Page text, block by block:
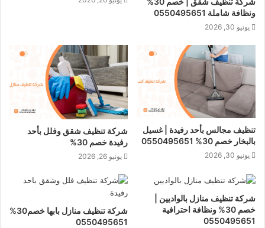
ونظافة شاملة 0550495651
يونيو 30, 2026
تنظيف مجالس بأحد رفيدة | غسيل
بالبخار خصم 30% 0550495651
يونيو 30, 2026
شركة تنظيف شقق وفلل بأحد
رفيدة خصم 30%
يونيو 26, 2026
شركة تنظيف منازل بالواديين |
خصم 30% ونظافة احترافية
0550495651
شركة تنظيف منازل بابها خصم30%
0550495651